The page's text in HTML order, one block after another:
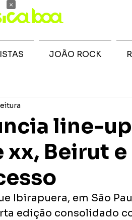
line-
xx, Beirut e
Ibirapuera, em São
edição consolidado
JOÃO ROCK
×